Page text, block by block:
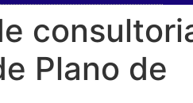
Plano de